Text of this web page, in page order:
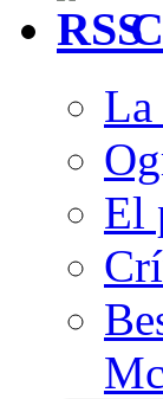
C
La
El